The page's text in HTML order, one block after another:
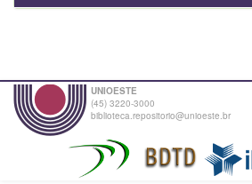
UNIOESTE
(45) 3220-3000
biblioteca.repositorio@unioeste.br